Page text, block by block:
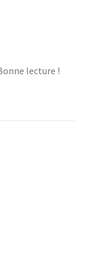
lecture !